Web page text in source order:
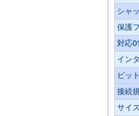
シャ
保護
対応
イン
ビッ
接続
サイ